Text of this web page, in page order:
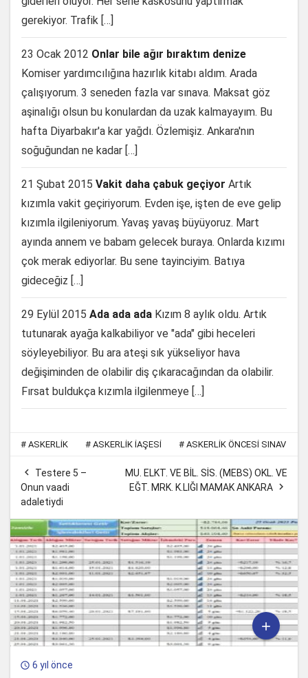
gerekiyor. Trafik […]
23 Ocak 2012 Onlar bile ağır bıraktım denize
Komiser yardımcılığına hazırlık kitabı aldım. Arada
çalışıyorum. 3 seneden fazla var sınava. Maksat göz
aşinalığı olsun bu konulardan da uzak kalmayayım. Bu
hafta Diyarbakır'a kar yağdı. Özlemişiz. Ankara'nın
soğuğundan ne kadar […]
21 Şubat 2015 Vakit daha çabuk geçiyor Artık
kızımla vakit geçiriyorum. Evden işe, işten de eve gelip
kızımla ilgileniyorum. Yavaş yavaş büyüyoruz. Mart
ayında annem ve babam gelecek buraya. Onlarda kızımı
çok merak ediyorlar. Bu sene tayinciyim. Batıya
gideceğiz […]
29 Eylül 2015 Ada ada ada Kızım 8 aylık oldu. Artık
tutunarak ayağa kalkabiliyor ve "ada" gibi heceleri
söyleyebiliyor. Bu ara ateşi sık yükseliyor hava
değişiminden de olabilir diş çıkaracağından da olabilir.
Fırsat buldukça kızımla ilgilenmeye […]
# ASKERLIK # ASKERLIK IAŞESI # ASKERLIK ÖNCESI SINAV

Testere 5 –
Onun vaadi
adaletiydi
MU. ELKT. VE BİL. SİS. (MEBS) OKL. VE
EĞT. MRK. K.LIĞI MAMAK ANKARA 

 6 yıl önce